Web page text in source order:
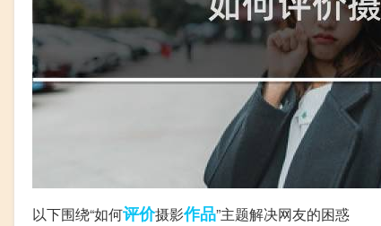
以下围绕“如何评价摄影作品”主题解决网友的困惑